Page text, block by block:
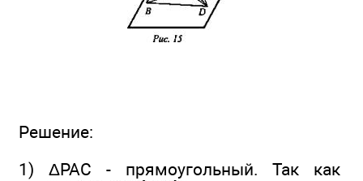
Решение:
1) ΔРАС - прямоугольный. Так как